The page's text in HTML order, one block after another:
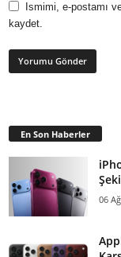
Ismimi, e-postamı
kaydet.
En Son Haberler
06